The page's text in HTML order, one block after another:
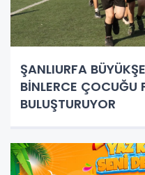
ŞANLIURFA
BİNLERCE ÇOCUĞU
BULUŞTURUYOR